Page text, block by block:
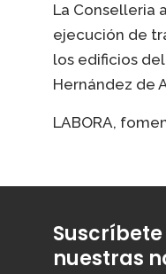
La Conselleria
ejecución de
los edificios
Hernández de
LABORA,
nuestras